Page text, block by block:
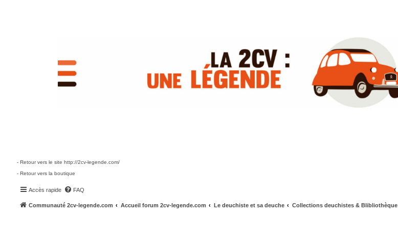
- Retour vers le site http://2cv-legende.com/
- Retour vers la boutique
Accès rapide FAQ
Communauté 2cv-legende.com Accueil forum 2cv-legende.com Le deuchiste et sa deuche Collections deuchistes & Blibliothèque